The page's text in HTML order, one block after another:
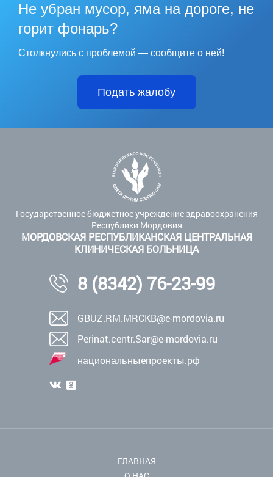
Не убран мусор, яма на дороге, не
горит фонарь?
Столкнулись с проблемой — сообщите о ней!
Подать жалобу
Государственное бюджетное учреждение здравоохранения
Республики Мордовия
МОРДОВСКАЯ РЕСПУБЛИКАНСКАЯ ЦЕНТРАЛЬНАЯ
КЛИНИЧЕСКАЯ БОЛЬНИЦА
8 (8342) 76-23-99
GBUZ.RM.MRCKB@e-mordovia.ru
Perinat.centr.Sar@e-mordovia.ru
национальныепроекты.рф
ГЛАВНАЯ